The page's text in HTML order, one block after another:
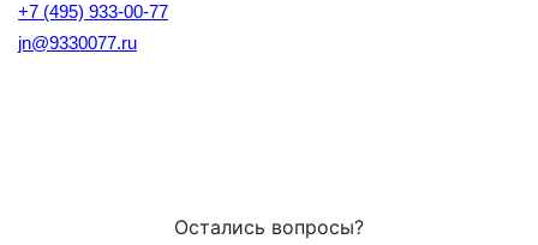
+7 (495) 933-00-77
jn@9330077.ru
Остались вопросы?